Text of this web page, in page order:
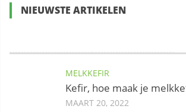
NIEUWSTE ARTIKELEN
MELKKEFIR
Kefir, hoe maak je
MAART 20, 2022